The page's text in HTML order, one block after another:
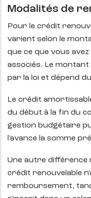
Modalités de
Pour le crédit
varient selon le
que ce que vous
associés. Le montant
par la loi et dépend
Le crédit
du début à la fin du
gestion budgétaire
l'avance la somme
Une autre différence
crédit renouvelable
remboursement,